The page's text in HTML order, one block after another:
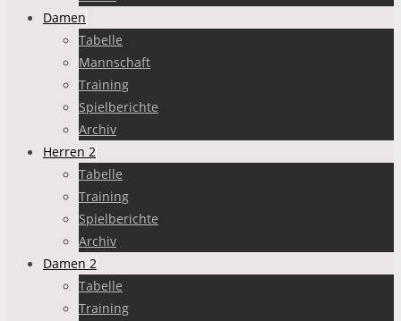
Damen
Tabelle
Mannschaft
Training
Spielberichte
Archiv
Herren 2
Tabelle
Training
Spielberichte
Archiv
Damen 2
Tabelle
Training